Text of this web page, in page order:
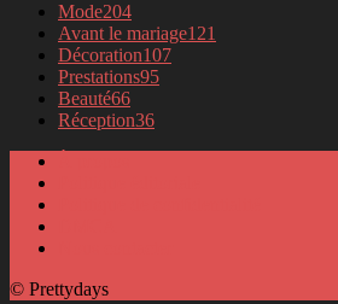
Mode204
Avant le mariage121
Décoration107
Prestations95
Beauté66
Réception36
© Prettydays